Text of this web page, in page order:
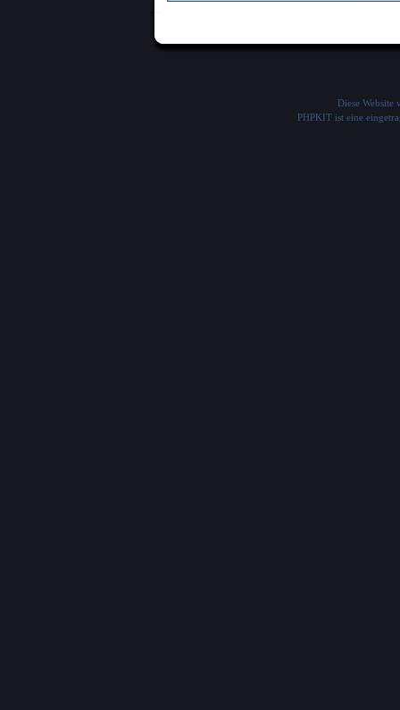
Diese Website
PHPKIT ist eine